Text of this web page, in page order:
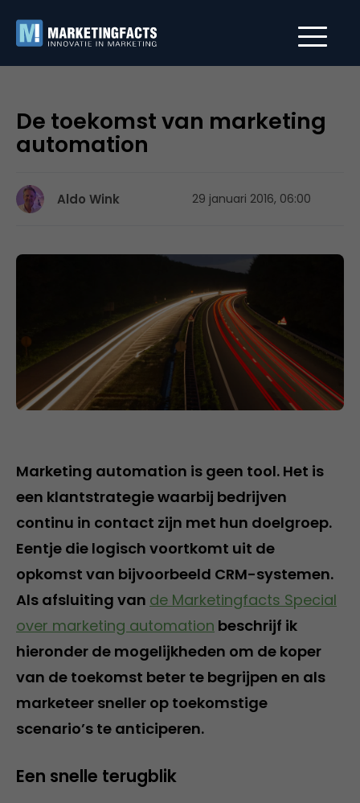
De toekomst van marketing
automation
Aldo Wink 29 januari 2016, 06:00
Marketing automation is geen tool. Het is
een klantstrategie waarbij bedrijven
continu in contact zijn met hun doelgroep.
Eentje die logisch voortkomt uit de
opkomst van bijvoorbeeld CRM-systemen.
Als afsluiting van de Marketingfacts Special
over marketing automation beschrijf ik
hieronder de mogelijkheden om de koper
van de toekomst beter te begrijpen en als
marketeer sneller op toekomstige
scenario’s te anticiperen.
Een snelle terugblik